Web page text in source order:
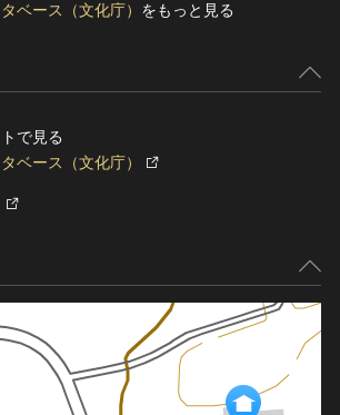
ベース（文化庁） をもっと見る
で見る
ベース（文化庁）